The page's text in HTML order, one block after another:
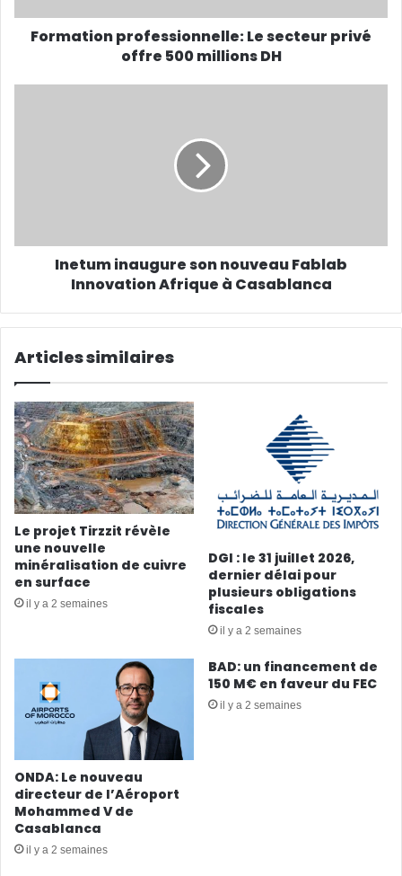
Formation professionnelle: Le secteur privé
offre 500 millions DH
Inetum inaugure son nouveau Fablab
Innovation Afrique à Casablanca
Articles similaires
Le projet Tirzzit révèle
une nouvelle
minéralisation de cuivre
en surface
il y a 2 semaines
DGI : le 31 juillet 2026,
dernier délai pour
plusieurs obligations
fiscales
il y a 2 semaines
ONDA: Le nouveau
directeur de l’Aéroport
Mohammed V de
Casablanca
il y a 2 semaines
BAD: un financement de
150 M€ en faveur du FEC
il y a 2 semaines